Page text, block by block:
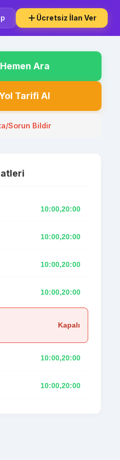
Ücretsiz İlan Ver
Hemen Ara
Tarifi Al
Sorun Bildir
10:00,20:00
10:00,20:00
10:00,20:00
10:00,20:00
Kapalı
10:00,20:00
10:00,20:00